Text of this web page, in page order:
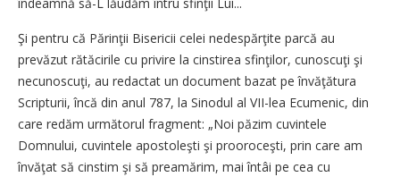
Şi pentru că Părinţii Bisericii celei nedespărţite parcă au
prevăzut rătăcirile cu privire la cinstirea sfinţilor, cunoscuţi şi
necunoscuţi, au redactat un document bazat pe învăţătura
Scripturii, încă din anul 787, la Sinodul al VII-lea Ecumenic, din
care redăm următorul fragment: „Noi păzim cuvintele
Domnului, cuvintele apostoleşti şi prooroceşti, prin care am
învăţat să cinstim şi să preamărim, mai întâi pe cea cu